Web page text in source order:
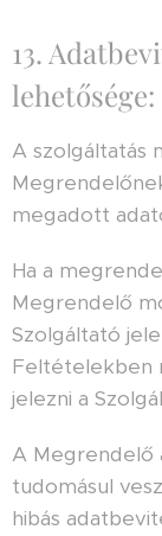
13.
lehetősége:
A szolgáltatás
megadott
Ha a
Megrendelő
Szolgáltató
Feltételekben
jelezni a
A Megrendelő
tudomásul
hibás